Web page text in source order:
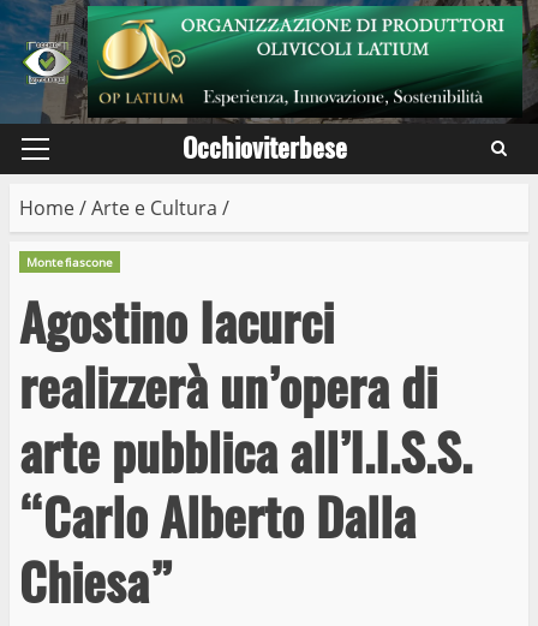
Skip
to
content
Primary
Occhioviterbese
Home/Arte e Cultura /
Montefiascone
Agostino Iacurci
realizzerà un’opera di
arte pubblica all’I.I.S.S.
“Carlo Alberto Dalla
Chiesa”